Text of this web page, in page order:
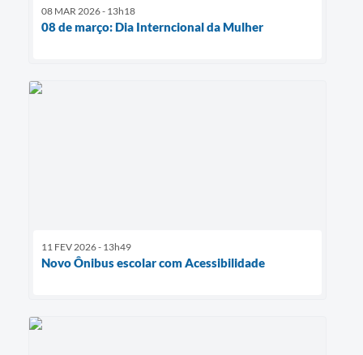
08 MAR 2026 - 13h18
08 de março: Dia Interncional da Mulher
11 FEV 2026 - 13h49
Novo Ônibus escolar com Acessibilidade